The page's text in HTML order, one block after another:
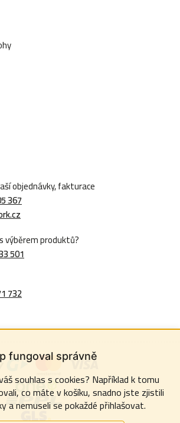
fungoval správně
souhlas s cookies? Například k tomu
co máte v košíku, snadno jste zjistili
a nemuseli se pokaždé přihlašovat.
objednávky, fakturace
367
produktů?
501
732